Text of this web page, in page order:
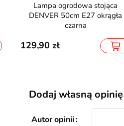
Lampa ogrodowa stojąca
DENVER 50cm E27 okrągła
czarna
129,90
Dodaj własną opinię
Autor opinii